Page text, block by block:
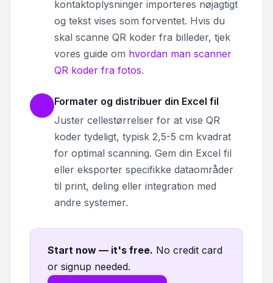
kontaktoplysninger importeres nøjagtigt
og tekst vises som forventet. Hvis du
skal scanne QR koder fra billeder, tjek
vores guide om hvordan man scanner
QR koder fra fotos.
Formater og distribuer din Excel fil
Juster cellestørrelser for at vise QR
koder tydeligt, typisk 2,5-5 cm kvadrat
for optimal scanning. Gem din Excel fil
eller eksporter specifikke dataområder
til print, deling eller integration med
andre systemer.
Start now — it's free. No credit card
or signup needed.